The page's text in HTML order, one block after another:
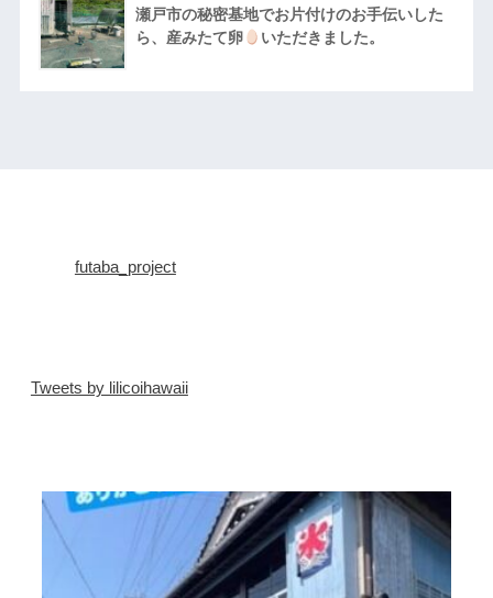
瀬戸市の秘密基地でお片付けのお手伝いした
ら、産みたて卵
いただきました。
futaba_project
Tweets by lilicoihawaii